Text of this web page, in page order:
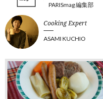
PARISmag 編集部
Cooking Expert
ASAMI KUCHIO